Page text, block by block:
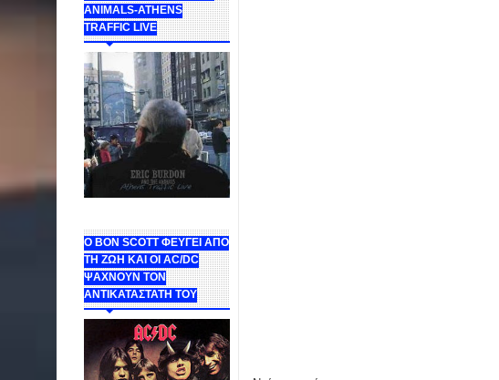
ANIMALS-ATHENS
TRAFFIC LIVE
Ο BON SCOTT ΦΕΥΓΕΙ ΑΠΟ
ΤΗ ΖΩΗ ΚΑΙ ΟΙ AC/DC
ΨΑΧΝΟΥΝ ΤΟΝ
ΑΝΤΙΚΑΤΑΣΤΑΤΗ ΤΟΥ